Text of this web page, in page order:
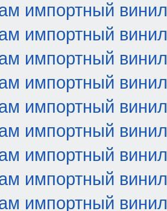
импортный винил
импортный винил
импортный винил
импортный винил
импортный винил
импортный винил
импортный винил
импортный винил
импортный винил